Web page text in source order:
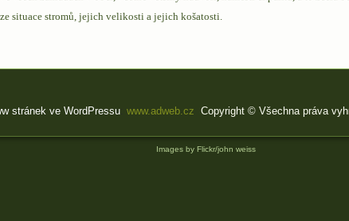
ze situace stromů, jejich velikosti a jejich košatosti.
stránek ve WordPressu: www.adweb.cz Copyright © Všechna práva
Images by Flickr/john weiss